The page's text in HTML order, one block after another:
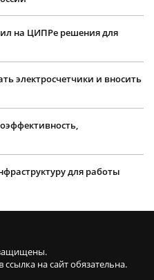
на ЦИПРе решения для
электросчетчики и вносить
для работы
на сайт обязательна.